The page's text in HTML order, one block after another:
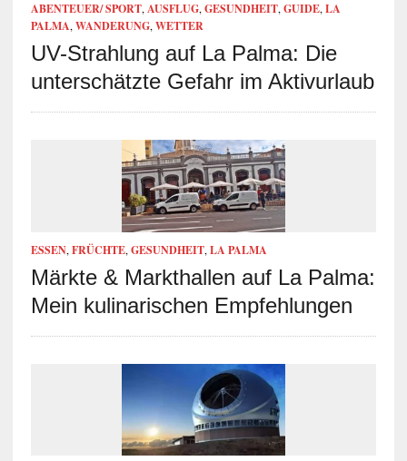
ABENTEUER/ SPORT,AUSFLUG,GESUNDHEIT,GUIDE,LA
PALMA,WANDERUNG,WETTER
UV-Strahlung auf La Palma: Die
unterschätzte Gefahr im Aktivurlaub
ESSEN, FRÜCHTE, GESUNDHEIT, LA PALMA
Märkte & Markthallen auf La Palma:
Mein kulinarischen Empfehlungen